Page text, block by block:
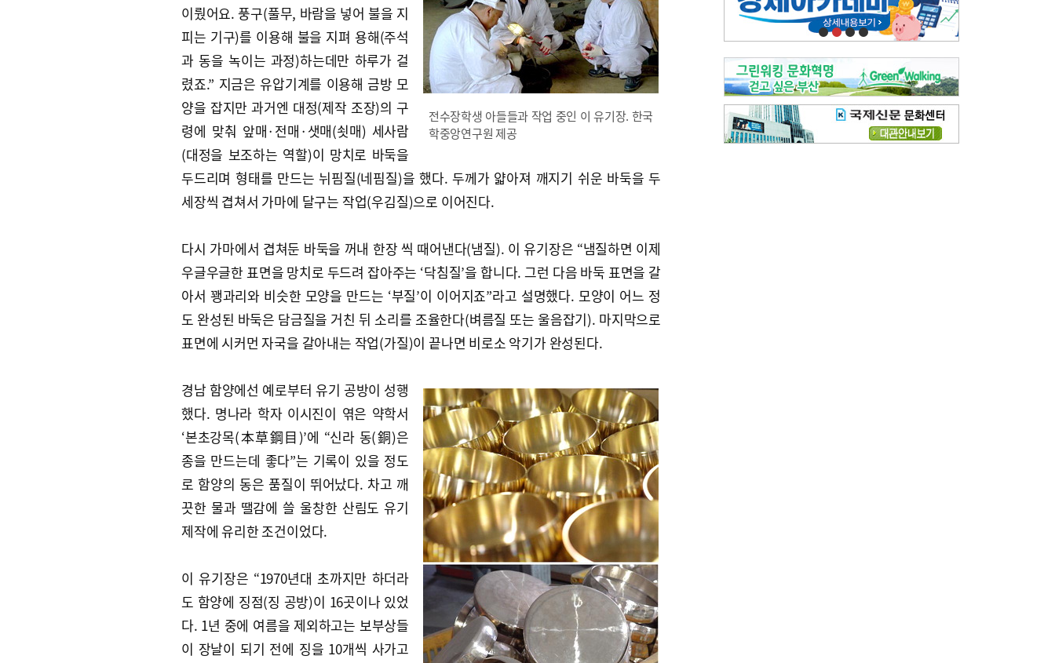
전수장학생 아들들과 작업 중인 이 유기장. 한국
학중앙연구원 제공
이뤘어요. 풍구(풀무, 바람을 넣어 불을 지
피는 기구)를 이용해 불을 지펴 용해(주석
과 동을 녹이는 과정)하는데만 하루가 걸
렸죠.” 지금은 유압기계를 이용해 금방 모
양을 잡지만 과거엔 대정(제작 조장)의 구
령에 맞춰 앞매·전매·샛매(쇳매) 세사람
(대정을 보조하는 역할)이 망치로 바둑을
두드리며 형태를 만드는 뉘핌질(네핌질)을 했다. 두께가 얇아져 깨지기 쉬운 바둑을 두
세장씩 겹쳐서 가마에 달구는 작업(우김질)으로 이어진다.
다시 가마에서 겹쳐둔 바둑을 꺼내 한장 씩 때어낸다(냄질). 이 유기장은 “냄질하면 이제
우글우글한 표면을 망치로 두드려 잡아주는 ‘닥침질’을 합니다. 그런 다음 바둑 표면을 갈
아서 꽹과리와 비슷한 모양을 만드는 ‘부질’이 이어지죠”라고 설명했다. 모양이 어느 정
도 완성된 바둑은 담금질을 거친 뒤 소리를 조율한다(벼름질 또는 울음잡기). 마지막으로
표면에 시커먼 자국을 갈아내는 작업(가질)이 끝나면 비로소 악기가 완성된다.
경남 함양에선 예로부터 유기 공방이 성행
했다. 명나라 학자 이시진이 엮은 약학서
‘본초강목(本草鋼目)’에 “신라 동(銅)은
종을 만드는데 좋다”는 기록이 있을 정도
로 함양의 동은 품질이 뛰어났다. 차고 깨
끗한 물과 땔감에 쓸 울창한 산림도 유기
제작에 유리한 조건이었다.
이 유기장은 “1970년대 초까지만 하더라
도 함양에 징점(징 공방)이 16곳이나 있었
다. 1년 중에 여름을 제외하고는 보부상들
이 장날이 되기 전에 징을 10개씩 사가고
주말 영화 박스오피스[전체보기]
‘스파이더맨’ 개봉 5일 만에 300만 돌풍…박스오피스·예매율 동시 1위
‘호프’ 개봉 11일 만에 관객 300만…‘스파이더맨’ 예매율 68.8% 1위
오늘의 운세- [전체보기]
오늘의 운세- 2026년 8월 6일 (음 6월 24일)
오늘의 운세- 2026년 8월 5일 (음 6월 23일)
조해훈의 고전 속 이 문장 [전체보기]
입추 지났는데도 덥다며 신유안에게 보낸 박규수의 편지